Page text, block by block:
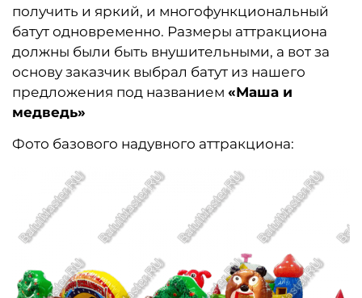
получить и яркий, и многофункциональный
батут одновременно. Размеры аттракциона
должны были быть внушительными, а вот за
основу заказчик выбрал батут из нашего
предложения под названием «Маша и
медведь»
Фото базового надувного аттракциона: